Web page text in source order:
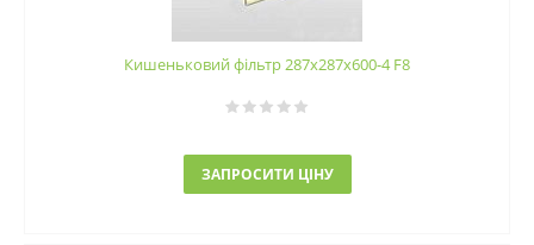
Кишеньковий фільтр 287х287х600-4 F8
ЗАПРОСИТИ ЦІНУ